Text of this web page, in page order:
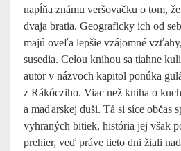
napĺňa známu veršovačku o tom,
dvaja bratia. Geograficky ich od
majú oveľa lepšie vzájomné
susedia. Celou knihou sa tiahne
autor v názvoch kapitol ponúka
z Rákócziho. Viac než kniha o
a maďarskej duši. Tá si síce občas
vyhraných bitiek, história jej však
prehier, veď práve tieto dni žiali